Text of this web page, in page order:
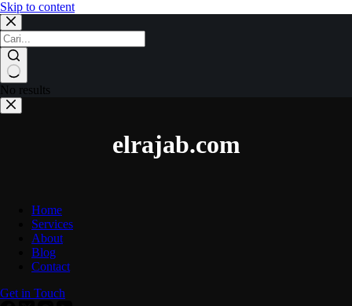
Skip to content
No results
elrajab.com
Home
Services
About
Blog
Contact
Get in Touch